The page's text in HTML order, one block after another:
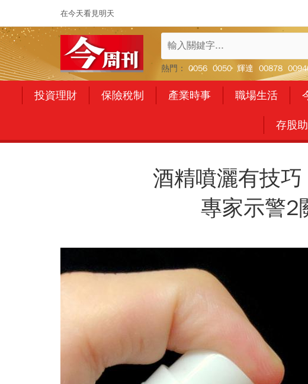
在今天看見明天
熱門： 0056 0050 輝達 00878
投資理財 保險稅制 產業時事 職場生活
存股
酒精噴灑有技
專家示警2